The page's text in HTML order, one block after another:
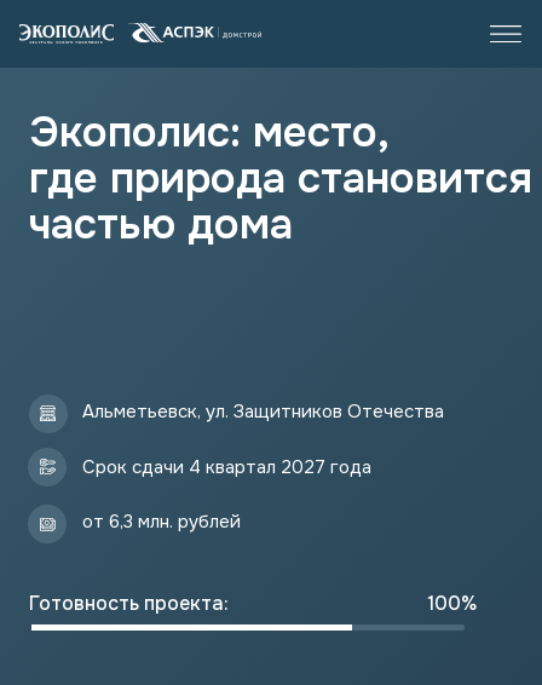
Экополис: место,
где природа становится
частью дома
Альметьевск, ул. Защитников Отечества
Срок сдачи 4 квартал 2027 года
от 6,3 млн. рублей
Готовность проекта: 100%